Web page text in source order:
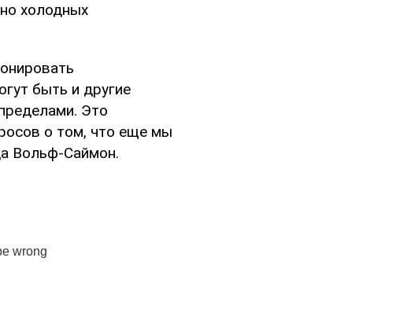
холодных
быть и другие
Это
о том, что еще мы
Вольф-Саймон.